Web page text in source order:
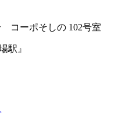
コーポそしの 102号室
駅』